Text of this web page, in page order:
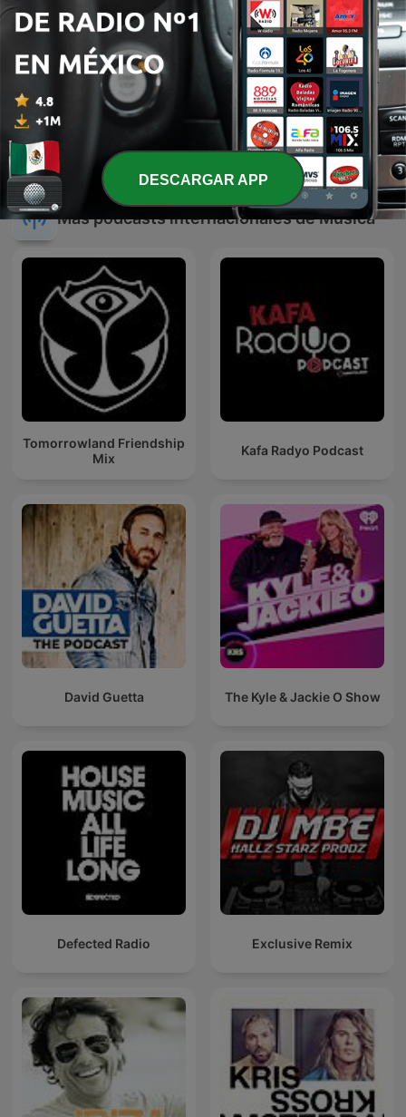
JAVIER SOLIS EN NOCHE
DE ROMANCE
JOSE ALFREDO JIMENEZ
EN NOCHE DE ROMANCE
Más podcasts internacionales de Música
Tomorrowland Friendship
Mix
Kafa Radyo Podcast
David Guetta The Kyle & Jackie O Show
Defected Radio Exclusive Remix
DESCARGAR APP